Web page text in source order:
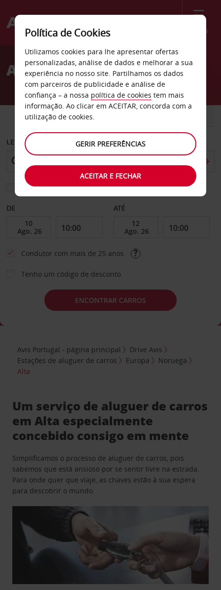
Menu
Welcome
AvisAluguer de carros Alta
CARRO
LEVANTAR EM
Escolher uma estação de devolução diferente
DE ATÉ
Condutor com mais de 25 anos
Tenho um código de desconto
ENCONTRAR CARROS
Avis Portugal - página principal
Drive Avis
Estações de aluguer de carros
Europa
Noruega
Alta
Um serviço de aluguer de carros
em Alta especialmente
concebido consigo em mente
Simplificamos o processo de aluguer de carros, pois
sabemos que está ansioso por se sentir livre na estrada.
Para onde quer que viaje, as chaves estão à sua espera
para descobrir o mundo.
Política de Cookies
Utilizamos cookies para lhe apresentar ofertas
personalizadas, análise de dados e melhorar a sua
experiência no nosso site. Partilhamos os dados
com parceiros de publicidade e análise de
confiança – a nossa política de cookies tem mais
informação. Ao clicar em ACEITAR, concorda com a
utilização de cookies.
GERIR PREFERÊNCIAS
ACEITAR E FECHAR